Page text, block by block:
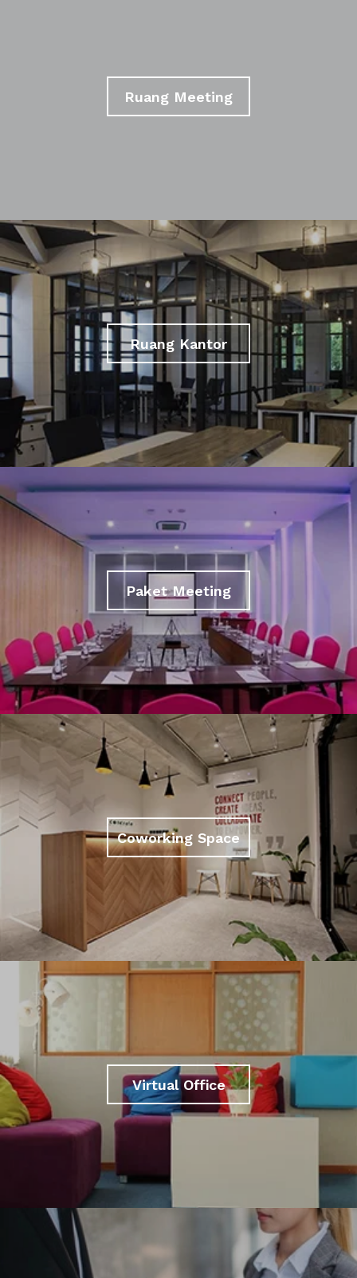
Ruang Meeting
Ruang Kantor
Paket Meeting
Coworking Space
Virtual Office